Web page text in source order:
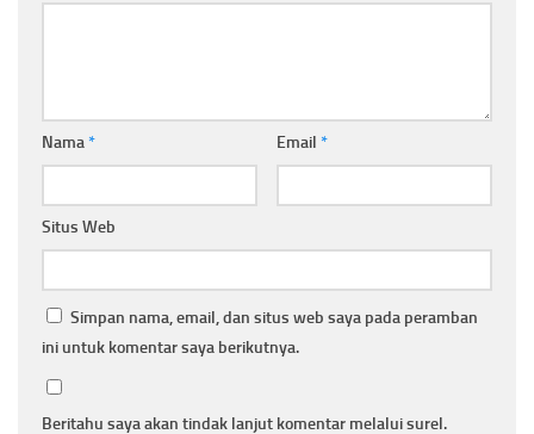
Nama* Email *
Situs Web
Simpan nama, email, dan situs web saya pada peramban
ini untuk komentar saya berikutnya.
Beritahu saya akan tindak lanjut komentar melalui surel.